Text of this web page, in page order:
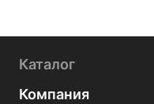
Каталог
Компания